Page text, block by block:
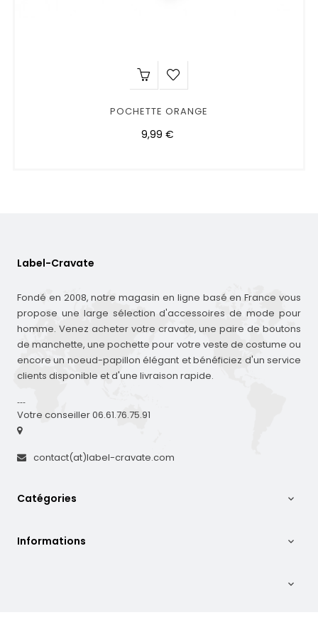
POCHETTE ORANGE
Prix
9,99 €
Label-Cravate
Fondé en 2008, notre magasin en ligne basé en France vous
propose une large sélection d'accessoires de mode pour
homme. Venez acheter votre cravate, une paire de boutons
de manchette, une pochette pour votre veste de costume ou
encore un noeud-papillon élégant et bénéficiez d'un service
clients disponible et d'une livraison rapide.
---
Votre conseiller 06.61.76.75.91
contact(at)label-cravate.com
Catégories 
Informations 
